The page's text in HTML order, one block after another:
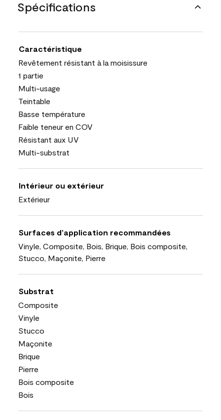
Spécifications
Caractéristique
Revêtement résistant à la moisissure
1 partie
Multi-usage
Teintable
Basse température
Faible teneur en COV
Résistant aux UV
Multi-substrat
Intérieur ou extérieur
Extérieur
Surfaces d’application recommandées
Vinyle, Composite, Bois, Brique, Bois composite,
Stucco, Maçonite, Pierre
Substrat
Composite
Vinyle
Stucco
Maçonite
Brique
Pierre
Bois composite
Bois